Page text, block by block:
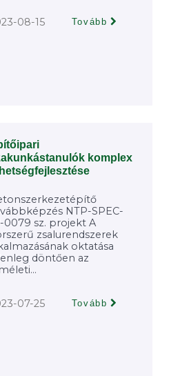
08-15 Tovább
komplex
NTP-SPEC-
0079 sz. projekt A
zsalurendszerek
oktatása
döntően az
07-25 Tovább